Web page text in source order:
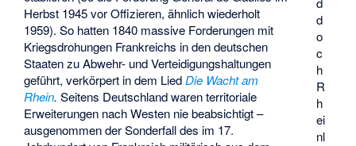
d
o
c
h
R
h
ei
nl
Herbst 1945 vor Offizieren, ähnlich wiederholt
1959). So hatten 1840 massive Forderungen mit
Kriegsdrohungen Frankreichs in den deutschen
Staaten zu Abwehr- und Verteidigungshaltungen
geführt, verkörpert in dem LiedDie Wacht am
Rhein. Seitens Deutschland waren territoriale
Erweiterungen nach Westen nie beabsichtigt –
ausgenommen der Sonderfall des im 17.